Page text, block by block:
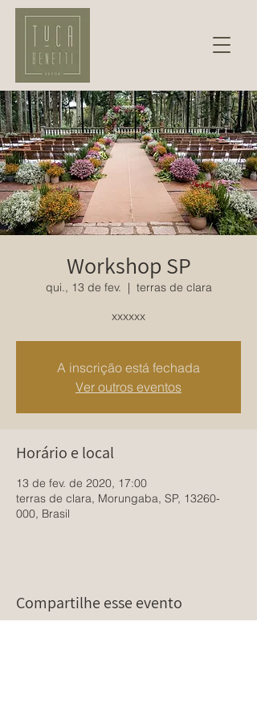
Workshop SP
qui., 13 de fev.
  |
terras de clara
xxxxxx
A inscrição está fechada
Ver outros eventos
Horário e local
13 de fev. de 2020, 17:00
terras de clara, Morungaba, SP, 13260-
000, Brasil
Compartilhe esse evento